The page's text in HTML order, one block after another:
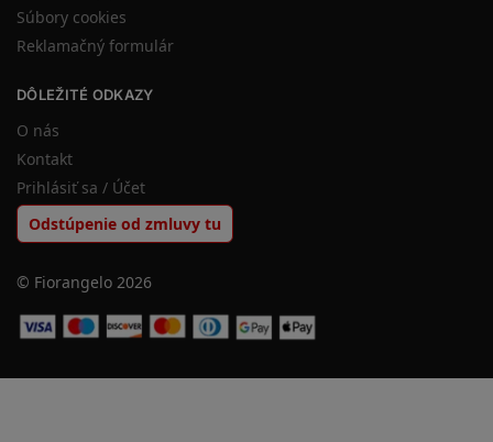
Súbory cookies
Reklamačný formulár
DÔLEŽITÉ ODKAZY
O nás
Kontakt
Prihlásiť sa / Účet
Odstúpenie od zmluvy tu
© Fiorangelo 2026